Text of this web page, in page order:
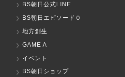
BS朝日公式LINE
BS朝日エピソード０
地方創生
GAME A
イベント
BS朝日ショップ